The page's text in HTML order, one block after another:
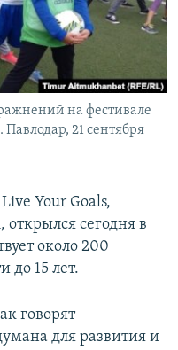
на фестивале
21 сентября
Your Goals,
сегодня в
около 200
до 15 лет.
говорят
для развития и